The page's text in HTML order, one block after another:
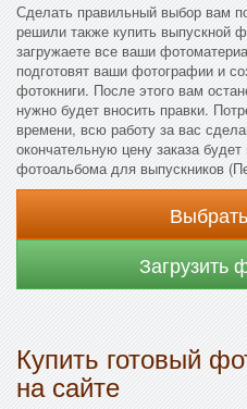
Сделать правильный выбор вам
решили также купить выпускной
загружаете все ваши
подготовят ваши фотографии и
фотокниги. После этого вам
нужно будет вносить правки.
времени, всю работу за вас
окончательную цену заказа
фотоальбома для выпускников
Загрузить
Купить готовый
на сайте